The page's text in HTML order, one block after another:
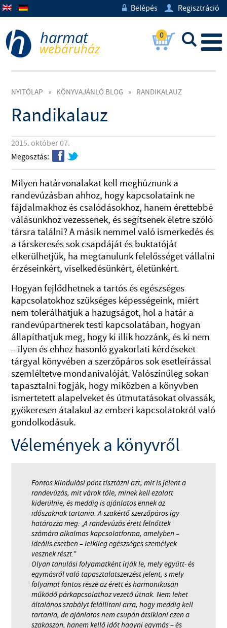
w Belépés U Regisztráció
0 L
NYITÓLAP » KÖNYVAJÁNLÓ BLOG » RANDIKALAUZ
Randikalauz
2015. október 07.
Megosztás: ft
Milyen határvonalakat kell meghúznunk a
randevúzásban ahhoz, hogy kapcsolataink ne
fájdalmakhoz és csalódásokhoz, hanem érettebbé
válásunkhoz vezessenek, és segítsenek életre szóló
társra találni? A másik nemmel való ismerkedés és
a társkeresés sok csapdáját és buktatóját
elkerülhetjük, ha megtanulunk felelősséget vállalni
érzéseinkért, viselkedésünkért, életünkért.
Hogyan fejlődhetnek a tartós és egészséges
kapcsolatokhoz szükséges képességeink, miért
nem tolerálhatjuk a hazugságot, hol a határ a
randevúpartnerek testi kapcsolatában, hogyan
állapíthatjuk meg, hogy ki illik hozzánk, és ki nem
– ilyen és ehhez hasonló gyakorlati kérdéseket
tárgyal könyvében a szerzőpáros sok esetleírással
szemléltetve mondanivalóját. Valószínűleg sokan
tapasztalni fogják, hogy miközben a könyvben
ismertetett alapelveket és útmutatásokat olvassák,
gyökeresen átalakul az emberi kapcsolatokról való
gondolkodásuk.
Vélemények a könyvről
Fontos kiindulási pont tisztázni azt, mit is jelent a
randevúzás, mit várok tőle, minek kell ezalatt
kiderülnie, és meddig is ajánlatos ennek az
időszaknak tartania. A szakértő szerzőpáros így
határozza meg: „A randevúzás érett felnőttek
számára alkalmas kapcsolatforma, amelyben –
ideális esetben – lelkileg egészséges személyek
vesznek részt.”
Olyan tanulási folyamatként írják le, mely együtt- és
egymásról való tapasztalatszerzést jelent, s mely
folyamat fontos része az érett és harmonikusan
működő párkapcsolathoz vezető útnak. Nem lehet
általános szabályt felállítani arra, hogy meddig kell
tartania, de ajánlatos nem csupán átsiklani ezen a
szakaszon, hanem kellő időt hagyni egymás – és